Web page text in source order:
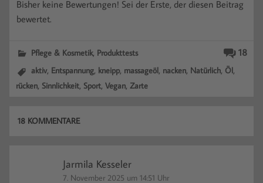
Bisher keine Bewertungen! Sei der Erste, der diesen Beitrag
bewertet.
18
Pflege & Kosmetik, Produkttests
aktiv, Entspannung, kneipp, massageöl, nacken, Natürlich, Öl,
rücken Sinnlichkeit Sport ,Vegan Zarte
18 KOMMENTARE
Jarmila Kesseler
7. November 2025 um 14:51 Uhr